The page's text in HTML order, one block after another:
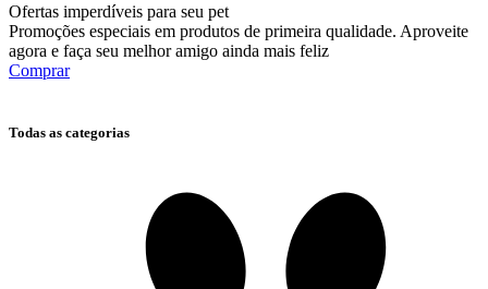
Ofertas imperdíveis para seu pet
Promoções especiais em produtos de primeira qualidade. Aproveite
agora e faça seu melhor amigo ainda mais feliz
Comprar
Todas as categorias